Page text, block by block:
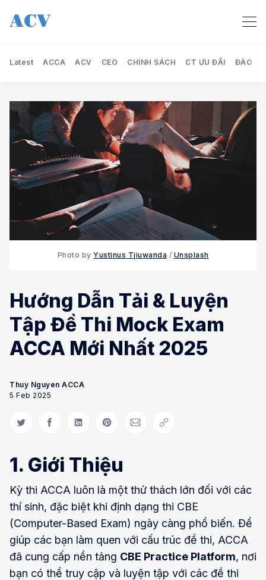
Search Audit Care Việt Nam
Latest ACCA ACV CEO CHÍNH SÁCH CT ƯU ĐÃI ĐÀO
Photo by Yustinus Tjiuwanda / Unsplash
Hướng Dẫn Tải & Luyện
Tập Đề Thi Mock Exam
ACCA Mới Nhất 2025
Thuy Nguyen ACCA
5 Feb 2025
Share on Twitter
Share on Facebook
Share on LinkedIn
Share on Pinterest
Share via Email
Copy link
1. Giới Thiệu
Kỳ thi ACCA luôn là một thử thách lớn đối với các
thí sinh, đặc biệt khi định dạng thi CBE
(Computer-Based Exam) ngày càng phổ biến. Để
giúp các bạn làm quen với cấu trúc đề thi, ACCA
đã cung cấp nền tảng CBE Practice Platform, nơi
bạn có thể truy cập và luyện tập với các đề thi